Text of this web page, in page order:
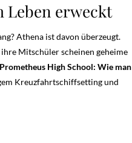
Leben erweckt
Athena ist davon überzeugt.
Mitschüler scheinen geheime
High School: Wie man
Kreuzfahrtschiffsetting und